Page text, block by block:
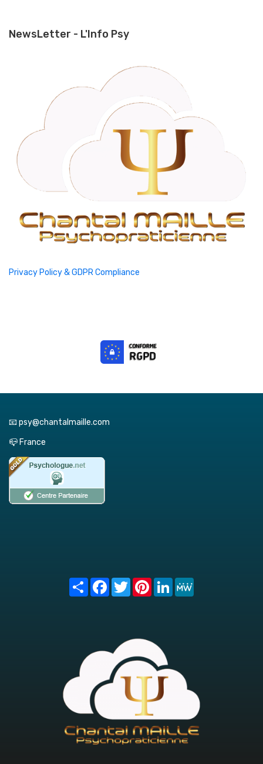
NewsLetter - L'Info Psy
Privacy Policy & GDPR Compliance
📧 psy@chantalmaille.com
📪 France
Share FacebookTwitterPinterest
LinkedIn